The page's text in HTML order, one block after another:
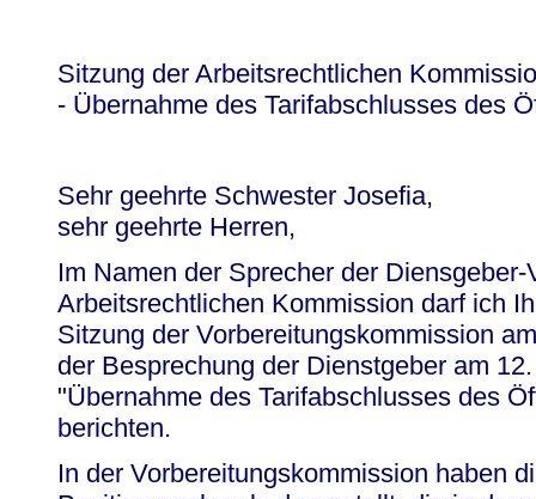
Sitzung der Arbeitsrechtlichen
- Übernahme des Tarifabschlusses des
Sehr geehrte Schwester Josefia,
sehr geehrte Herren,
Im Namen der Sprecher der Diensgeber-
Arbeitsrechtlichen Kommission darf ich
Sitzung der Vorbereitungskommission
der Besprechung der Dienstgeber am
"Übernahme des Tarifabschlusses des
berichten.
In der Vorbereitungskommission haben